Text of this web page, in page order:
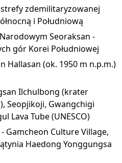
zdemilitaryzowanej
i Południową
Seoraksan -
gór Korei Południowej
Hallasan (ok. 1950 m n.p.m.)
Ilchulbong (krater
Seopjikoji, Gwangchigi
Lava Tube (UNESCO)
Gamcheon Culture Village,
Haedong Yonggungsa